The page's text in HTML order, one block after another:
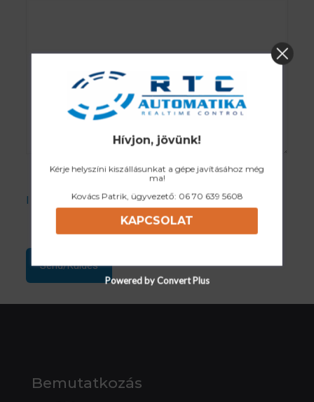
I accept the Privacy Policy
Bemutatkozás
Hívjon, jövünk!
Kérje helyszíni kiszállásunkat a gépe javításához még
ma!
Kovács Patrik, ügyvezető: 06 70 639 5608
KAPCSOLAT
Powered by Convert Plus